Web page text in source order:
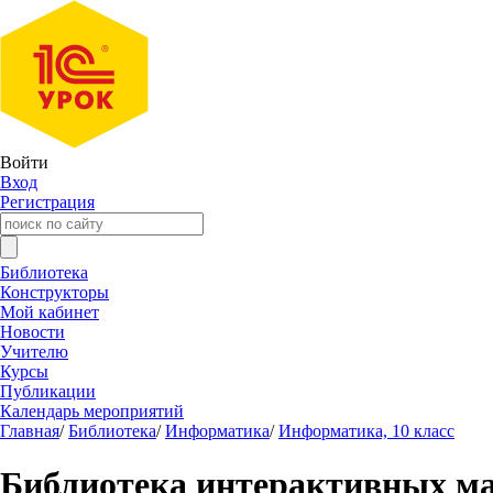
Войти
Вход
Регистрация
Библиотека
Конструкторы
Мой кабинет
Новости
Учителю
Курсы
Публикации
Календарь мероприятий
Главная/ Библиотека/ Информатика/ Информатика, 10 класс
Библиотека интерактивных